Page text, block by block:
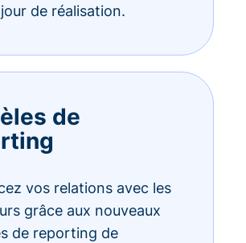
de réalisation.
de
vos relations avec les
grâce aux nouveaux
de reporting de